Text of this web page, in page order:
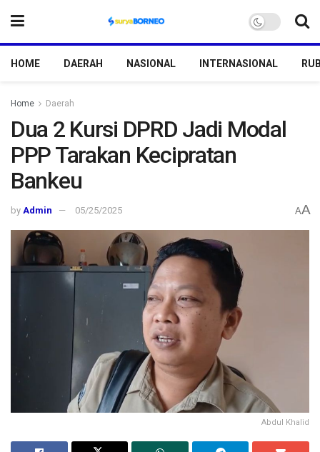
HOME DAERAH NASIONAL INTERNASIONAL
Home Daerah
Dua 2 Kursi DPRD Jadi Modal
PPP Tarakan Kecipratan
Bankeu
by Admin 05/25/2025 AA
Abdul Khalid